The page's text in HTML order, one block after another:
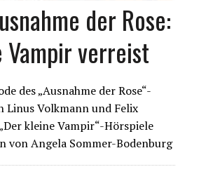
der Rose:
Vampir verreist
des „Ausnahme der Rose“-
Linus Volkmann und Felix
kleine Vampir“-Hörspiele
von Angela Sommer-Bodenburg